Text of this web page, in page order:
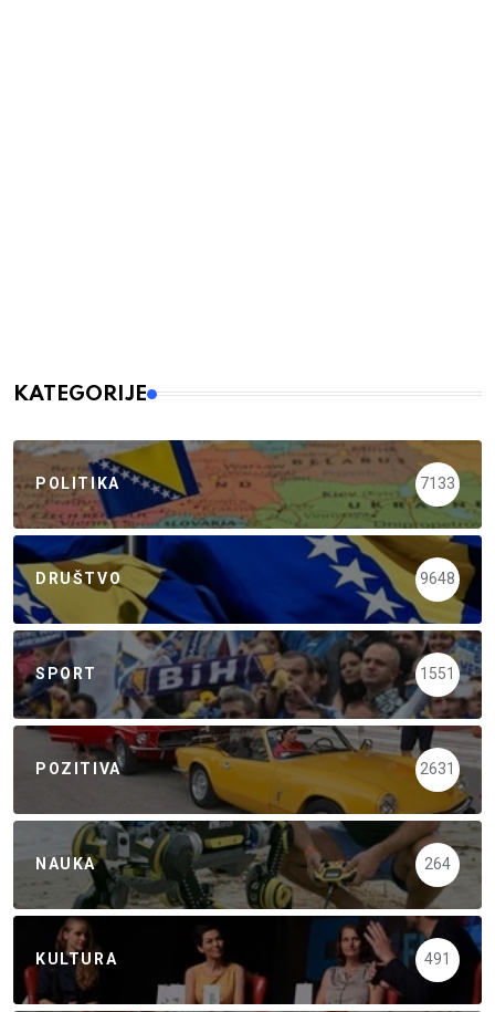
KATEGORIJE
POLITIKA 7133
DRUŠTVO 9648
SPORT 1551
POZITIVA 2631
NAUKA 264
KULTURA 491